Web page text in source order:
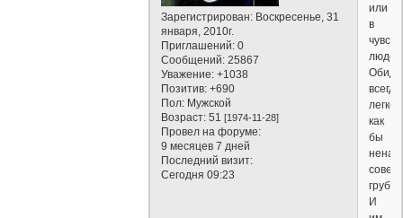
Зарегистрирован: Воскресенье, 31
января, 2010г.
Приглашений: 0
Сообщений: 25867
Уважение: +1038
Позитив: +690
Пол: Мужской
Возраст: 51[1974-11-28]
Провел на форуме:
9 месяцев 7 дней
Последний визит:
Сегодня 09:23
или
в
всегда
легко,
как
бы
И